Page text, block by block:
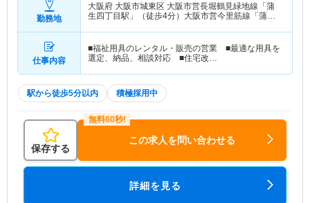
勤務地
大阪府 大阪市城東区 大阪市営長堀鶴見緑地線「蒲
生四丁目駅」（徒歩4分）大阪市営今里筋線「蒲生
仕事内容
■福祉用具のレンタル・販売の営業 ■最適な用具を
選定、納品、相談対応 ■住宅改…
駅から徒歩5分以内 積極採用中
保存する
この求人を問い合わせる
詳細を見る